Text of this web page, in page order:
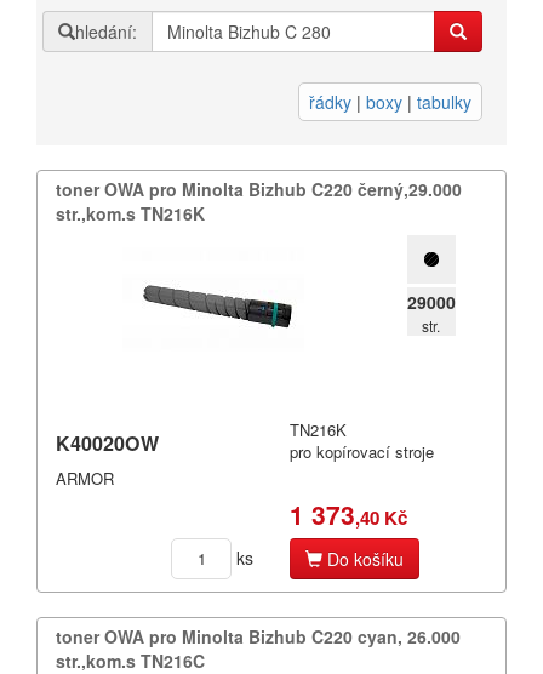
Náplně
pro laserové tiskárny
pro kopírovací stroje
Filamenty 3DW
Pásky
Čisticí prostředky
Kazety pro reg. pokladny a bar.válečky
Ostatní
hledání:
řádky | boxy | tabulky
toner OWA pro Minolta Bizhub C220 černý,​29.​000
str.​,​kom.​s TN216K
29000
str.
K40020OW
ARMOR
TN216K
pro kopírovací stroje
1 373,40 Kč
ks Do košíku
toner OWA pro Minolta Bizhub C220 cyan,​ 26.​000
str.​,​kom.​s TN216C